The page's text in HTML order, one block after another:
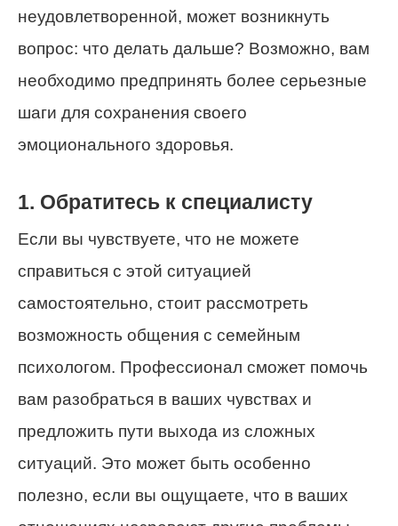
неудовлетворенной, может возникнуть
вопрос: что делать дальше? Возможно, вам
необходимо предпринять более серьезные
шаги для сохранения своего
эмоционального здоровья.
1. Обратитесь к специалисту
Если вы чувствуете, что не можете
справиться с этой ситуацией
самостоятельно, стоит рассмотреть
возможность общения с семейным
психологом. Профессионал сможет помочь
вам разобраться в ваших чувствах и
предложить пути выхода из сложных
ситуаций. Это может быть особенно
полезно, если вы ощущаете, что в ваших